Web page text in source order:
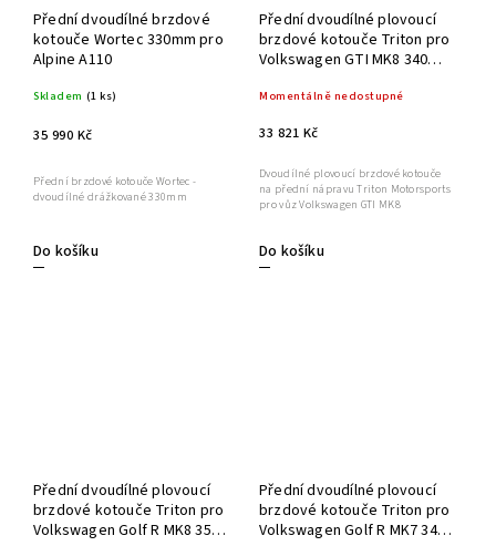
Přední dvoudílné brzdové
kotouče Wortec 330mm pro
Alpine A110
Skladem (1 ks)
35 990 Kč
Do košíku
Přední brzdové kotouče Wortec -
dvoudílné drážkované 330mm
Přední dvoudílné plovoucí
brzdové kotouče Triton pro
Volkswagen GTI MK8 340
Momentálně nedostupné
33 821 Kč
Do košíku
Dvoudílné plovoucí brzdové kotouče
na přední nápravu Triton Motorsports
pro vůz Volkswagen GTI MK8
Přední dvoudílné plovoucí
brzdové kotouče Triton pro
Volkswagen Golf R MK8 357
Přední dvoudílné plovoucí
brzdové kotouče Triton pro
Volkswagen Golf R MK7 340